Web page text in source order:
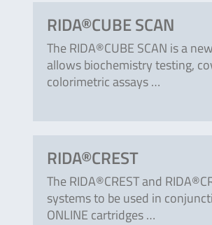
RIDA®CUBE SCAN
The RIDA®CUBE SCAN is a
allows biochemistry testing,
colorimetric assays …
RIDA®CREST
The RIDA®CREST and
systems to be used in
ONLINE cartridges …